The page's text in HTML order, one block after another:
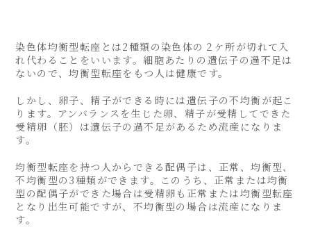
染色体均衡型転座とは2種類の染色体の２ケ所が切れて入
れ代わることをいいます。細胞あたりの遺伝子の過不足は
ないので、均衡型転座をもつ人は健康です。
しかし、卵子、精子ができる時には遺伝子の不均衡が起こ
ります。アンバランスを生じた卵、精子が受精してできた
受精卵（胚）は遺伝子の過不足があるため流産になりま
す。
均衡型転座を持つ人からできる配偶子は、正常、均衡型、
不均衡型の3種類ができます。このうち、正常または均衡
型の配偶子ができた場合は受精卵も正常または均衡型転座
となり出生可能ですが、不均衡型の場合は流産になりま
す。